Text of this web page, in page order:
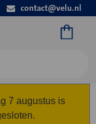
contact@velu.nl
7 augustus is